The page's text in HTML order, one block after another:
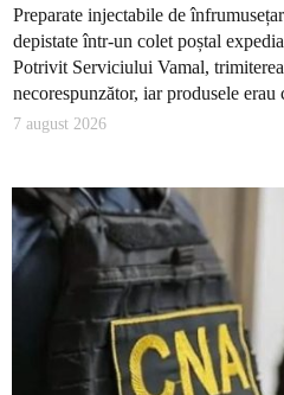
Preparate injectabile de
depistate într-un colet poștal
Potrivit Serviciului Vamal, trimiterea
necorespunzător, iar produsele erau
7 august 2026